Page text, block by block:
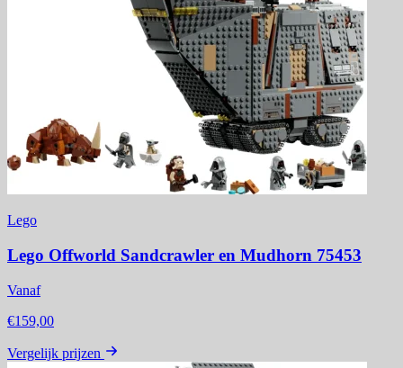
Lego
Lego Offworld Sandcrawler en Mudhorn 75453
Vanaf
€159,00
Vergelijk prijzen